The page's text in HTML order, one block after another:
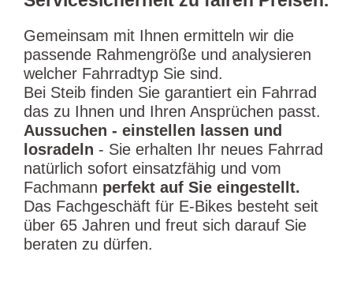
Gemeinsam mit Ihnen ermitteln wir die
passende Rahmengröße und analysieren
welcher Fahrradtyp Sie sind.
Bei Steib finden Sie garantiert ein Fahrrad
das zu Ihnen und Ihren Ansprüchen passt.
Aussuchen - einstellen lassen und
losradeln - Sie erhalten Ihr neues Fahrrad
natürlich sofort einsatzfähig und vom
Fachmann perfekt auf Sie eingestellt.
Das Fachgeschäft für E-Bikes besteht seit
über 65 Jahren und freut sich darauf Sie
beraten zu dürfen.